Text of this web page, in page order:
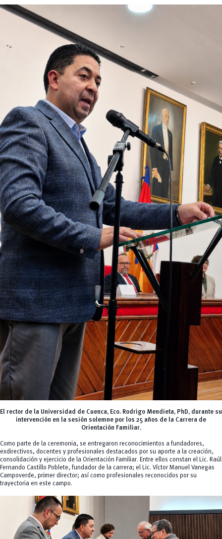
El rector de la Universidad de Cuenca, Eco. Rodrigo Mendieta, PhD, durante su
intervención en la sesión solemne por los 25 años de la Carrera de
Orientación Familiar.
Como parte de la ceremonia, se entregaron reconocimientos a fundadores,
exdirectivos, docentes y profesionales destacados por su aporte a la creación,
consolidación y ejercicio de la Orientación Familiar. Entre ellos constan el Lic. Raúl
Fernando Castillo Poblete, fundador de la carrera; el Lic. Víctor Manuel Vanegas
Campoverde, primer director; así como profesionales reconocidos por su
trayectoria en este campo.